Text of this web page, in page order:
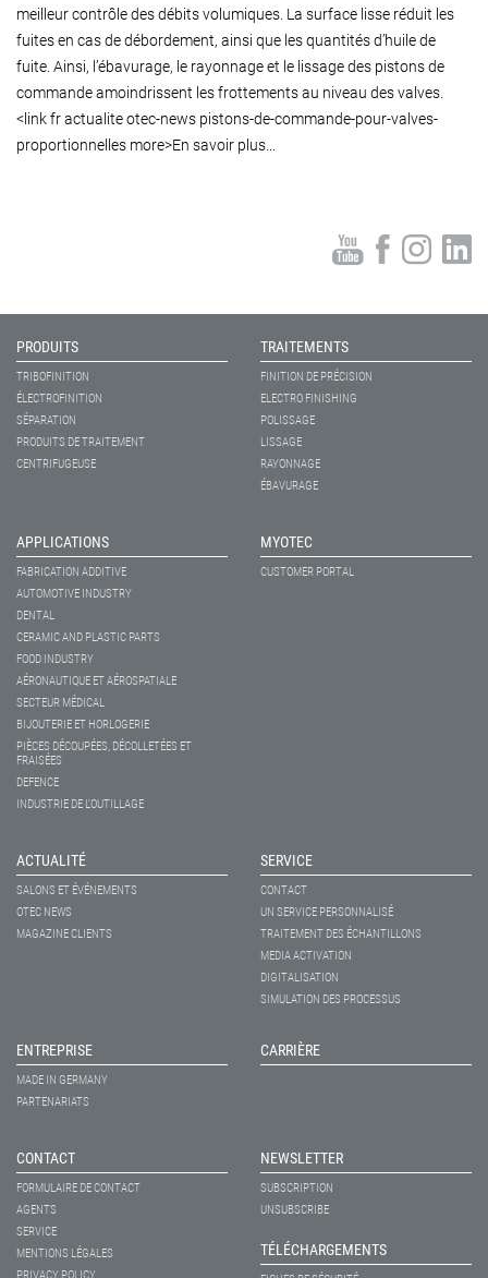
meilleur contrôle des débits volumiques. La surface lisse réduit les
fuites en cas de débordement, ainsi que les quantités d’huile de
fuite. Ainsi, l’ébavurage, le rayonnage et le lissage des pistons de
commande amoindrissent les frottements au niveau des valves.
<link fr actualite otec-news pistons-de-commande-pour-valves-
proportionnelles more>En savoir plus...
PRODUITS
TRIBOFINITION
ÉLECTROFINITION
SÉPARATION
PRODUITS DE TRAITEMENT
CENTRIFUGEUSE
TRAITEMENTS
FINITION DE PRÉCISION
ELECTRO FINISHING
POLISSAGE
LISSAGE
RAYONNAGE
ÉBAVURAGE
APPLICATIONS
FABRICATION ADDITIVE
AUTOMOTIVE INDUSTRY
DENTAL
CERAMIC AND PLASTIC PARTS
FOOD INDUSTRY
AÉRONAUTIQUE ET AÉROSPATIALE
SECTEUR MÉDICAL
BIJOUTERIE ET HORLOGERIE
PIÈCES DÉCOUPÉES, DÉCOLLETÉES ET
FRAISÉES
DEFENCE
INDUSTRIE DE L'OUTILLAGE
MYOTEC
CUSTOMER PORTAL
ACTUALITÉ
SALONS ET ÉVÉNEMENTS
OTEC NEWS
MAGAZINE CLIENTS
SERVICE
CONTACT
UN SERVICE PERSONNALISÉ
TRAITEMENT DES ÉCHANTILLONS
MEDIA ACTIVATION
DIGITALISATION
SIMULATION DES PROCESSUS
ENTREPRISE
MADE IN GERMANY
PARTENARIATS
CARRIÈRE
CONTACT
FORMULAIRE DE CONTACT
AGENTS
SERVICE
MENTIONS LÉGALES
NEWSLETTER
SUBSCRIPTION
UNSUBSCRIBE
TÉLÉCHARGEMENTS